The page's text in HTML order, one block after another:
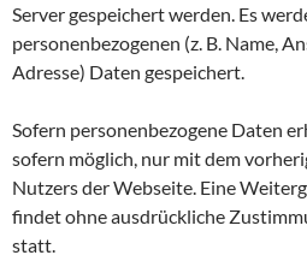
Server gespeichert werden. Es
personenbezogenen (z. B. Name,
Adresse) Daten gespeichert.
Sofern personenbezogene Daten
sofern möglich, nur mit dem
Nutzers der Webseite. Eine
findet ohne ausdrückliche
statt.